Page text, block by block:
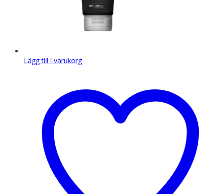
Lägg till i varukorg